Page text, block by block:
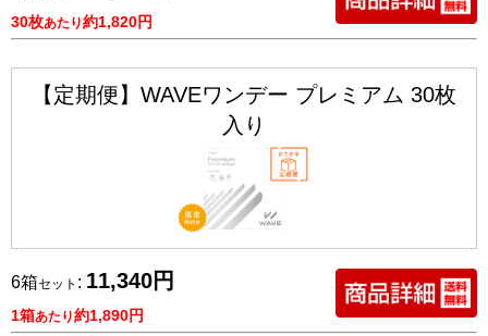
30枚あたり約1,820円
【定期便】WAVEワンデー プレミアム 30枚
入り
6箱セット : 11,340円
1箱あたり約1,890円